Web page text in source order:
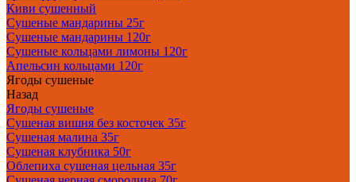
Киви сушенный
Сушеные мандарины 25г
Сушеные мандарины 120г
Сушеные кольцами лимоны 120г
Апельсин кольцами 120г
Ягоды сушеные
Назад
Ягоды сушеные
Сушеная вишня без косточек 35г
Сушеная малина 35г
Сушеная клубника 50г
Облепиха сушеная цельная 35г